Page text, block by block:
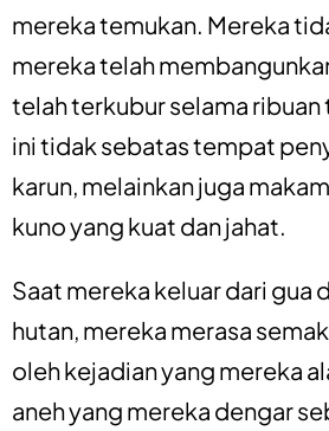
mereka temukan. Mereka
mereka telah
telah terkubur selama ribuan
ini tidak sebatas tempat
karun, melainkan juga
kuno yang kuat dan jahat.
Saat mereka keluar dari gua
hutan, mereka merasa
oleh kejadian yang mereka
aneh yang mereka dengar